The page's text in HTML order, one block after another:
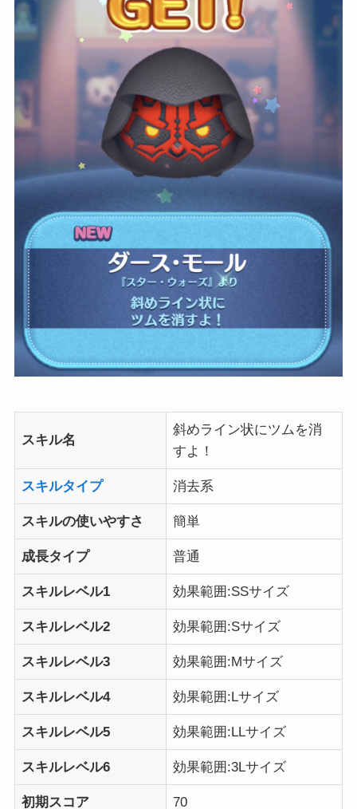
スキル名
斜めライン状にツムを消
すよ！
スキルタイプ 消去系
スキルの使いやすさ 簡単
成長タイプ 普通
スキルレベル1 効果範囲:SSサイズ
スキルレベル2 効果範囲:Sサイズ
スキルレベル3 効果範囲:Mサイズ
スキルレベル4 効果範囲:Lサイズ
スキルレベル5 効果範囲:LLサイズ
スキルレベル6 効果範囲:3Lサイズ
初期スコア 70